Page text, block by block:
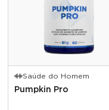
Saúde do Homem
Pumpkin Pro